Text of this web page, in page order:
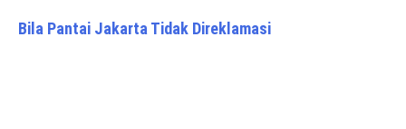
Bila Pantai Jakarta Tidak Direklamasi